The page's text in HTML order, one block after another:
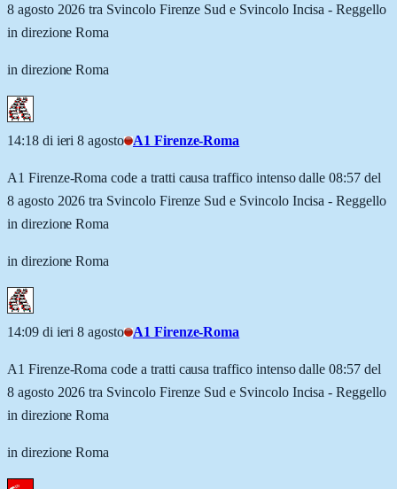
8 agosto 2026 tra Svincolo Firenze Sud e Svincolo Incisa - Reggello
in direzione Roma
in direzione Roma
14:18 di ieri 8 agosto A1 Firenze-Roma
A1 Firenze-Roma code a tratti causa traffico intenso dalle 08:57 del
8 agosto 2026 tra Svincolo Firenze Sud e Svincolo Incisa - Reggello
in direzione Roma
in direzione Roma
14:09 di ieri 8 agosto A1 Firenze-Roma
A1 Firenze-Roma code a tratti causa traffico intenso dalle 08:57 del
8 agosto 2026 tra Svincolo Firenze Sud e Svincolo Incisa - Reggello
in direzione Roma
in direzione Roma